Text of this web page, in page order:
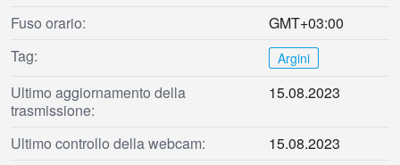
Fuso orario:
GMT+03:00
Tag:
Argini
Ultimo aggiornamento della
trasmissione:
15.08.2023
Ultimo controllo della webcam: 15.08.2023